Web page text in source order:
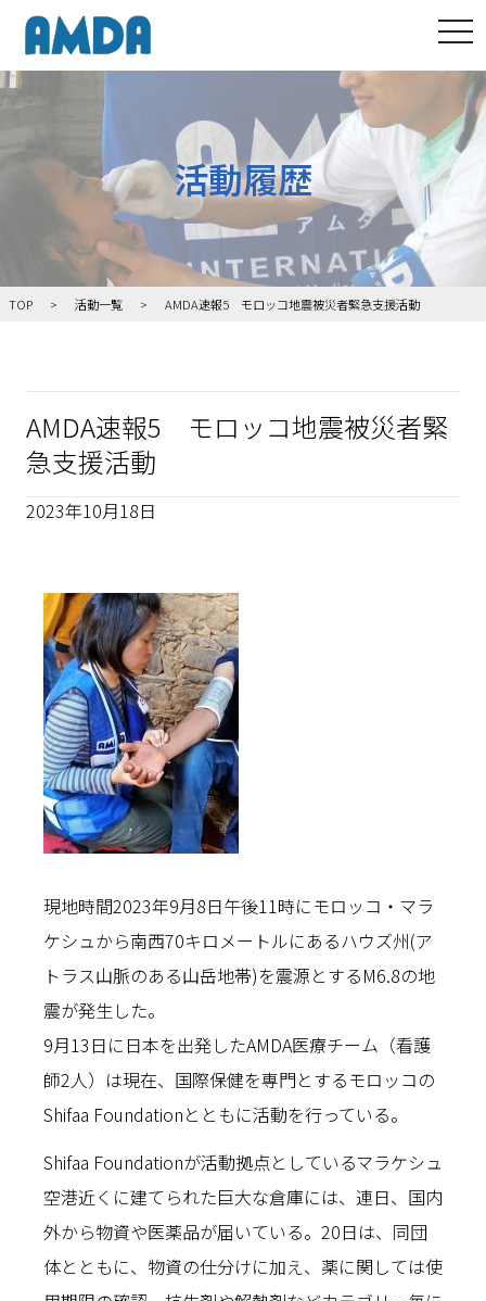
活動履歴
TOP 活動一覧 AMDA速報5 モロッコ地震被災者緊急支援活動
AMDA速報5 モロッコ地震被災者緊
急支援活動
2023年10月18日
現地時間2023年9月8日午後11時にモロッコ・マラ
ケシュから南西70キロメートルにあるハウズ州(ア
トラス山脈のある山岳地帯)を震源とするM6.8の地
震が発生した。
9月13日に日本を出発したAMDA医療チーム（看護
師2人）は現在、国際保健を専門とするモロッコの
Shifaa Foundationとともに活動を行っている。
Shifaa Foundationが活動拠点としているマラケシュ
空港近くに建てられた巨大な倉庫には、連日、国内
外から物資や医薬品が届いている。20日は、同団
体とともに、物資の仕分けに加え、薬に関しては使